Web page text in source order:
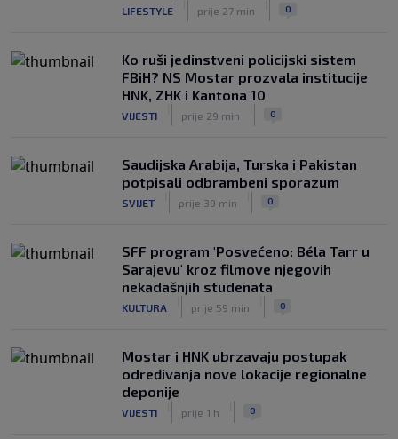
LIFESTYLE prije 27 min 0
Ko ruši jedinstveni policijski sistem
FBiH? NS Mostar prozvala institucije
HNK, ZHK i Kantona 10
VIJESTI prije 29 min 0
Saudijska Arabija, Turska i Pakistan
potpisali odbrambeni sporazum
SVIJET prije 39 min 0
SFF program 'Posvećeno: Béla Tarr u
Sarajevu' kroz filmove njegovih
nekadašnjih studenata
KULTURA prije 59 min 0
Mostar i HNK ubrzavaju postupak
određivanja nove lokacije regionalne
deponije
VIJESTI prije 1 h 0